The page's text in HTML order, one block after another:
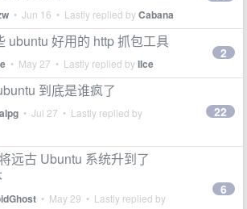
• Jun 16 • Lastly replied byCabana
ubuntu 好用的 http 抓包工具
• May 27 • Lastly replied byIIce
2
到底是谁疯了
• Jul 27 • Lastly replied by 22
远古 Ubuntu 系统升到了
• May 29 • Lastly replied by
6